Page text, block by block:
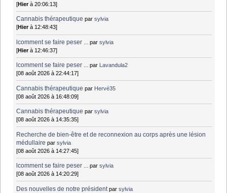
[Hierà 20:06:13]
Cannabis thérapeutique parsylvia
[Hierà 12:48:43]
lcomment se faire peser ... parsylvia
[Hierà 12:46:37]
lcomment se faire peser ... par
Lavandula2
[08 août 2026 à 22:44:17]
Cannabis thérapeutique par Hervé35
[08 août 2026 à 16:48:09]
Cannabis thérapeutique parsylvia
[08 août 2026 à 14:35:35]
Recherche de bien-être et de reconnexion au corps après une lésion
médullaire parsylvia
[08 août 2026 à 14:27:45]
lcomment se faire peser ... parsylvia
[08 août 2026 à 14:20:29]
Des nouvelles de notre président parsylvia